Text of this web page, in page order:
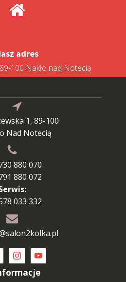
adres
100 Nakło nad Notecią
1, 89-100
Nad Notecią
880 070
880 072
033 332